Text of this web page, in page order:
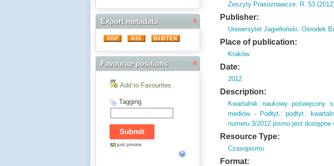
Export metadata
Favourite positions
Add to Favourites
Tagging
just private
Zeszyty Prasoznawcze. R. 53
Publisher:
Uniwersytet Jagielloński. Ośrodek
Place of publication:
Kraków
Date:
2012
Description:
Kwartalnik naukowy poświęcony
mediów. - Podtyt.: podtyt.:
numeru 3/2012 pismo jest
Resource Type:
Czasopismo
Format: